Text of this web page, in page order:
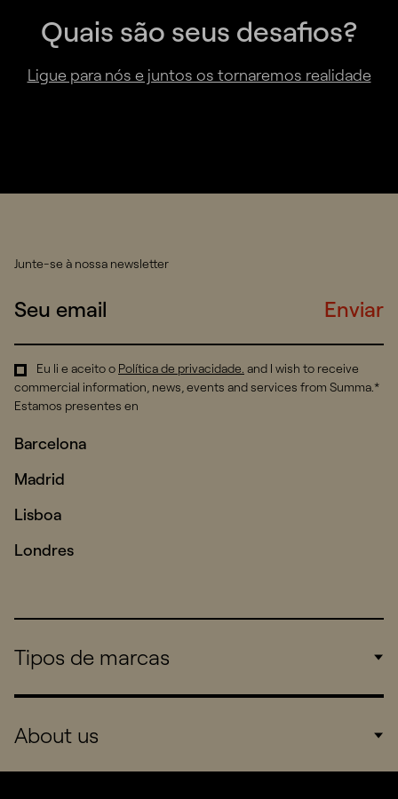
Quais são seus desafios?
Ligue para nós e juntos os tornaremos realidade
Junte-se à nossa newsletter
Enviar
Eu li e aceito o Política de privacidade. and I wish to receive
commercial information, news, events and services from Summa.*
Estamos presentes en
Barcelona
Madrid
Lisboa
Londres
Tipos de marcas
Consumers
About us